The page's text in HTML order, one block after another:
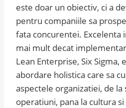
este doar un obiectiv, ci a
pentru companiile sa
fata concurentei. Excelenta
mai mult decat
Lean Enterprise, Six Sigma,
abordare holistica care sa
aspectele organizatiei, de la
operatiuni, pana la cultura